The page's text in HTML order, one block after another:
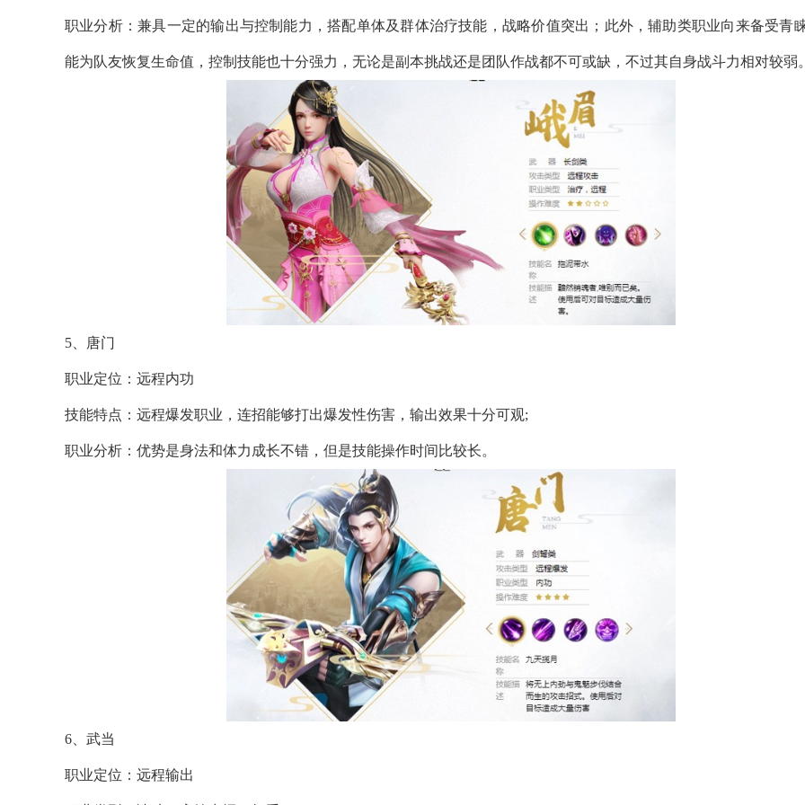
职业分析：兼具一定的输出与控制能力，搭配单体及群体治疗技能，战略价值突出；此外，辅助类职业向来备受青
能为队友恢复生命值，控制技能也十分强力，无论是副本挑战还是团队作战都不可或缺，不过其自身战斗力相对较弱。
5、唐门
职业定位：远程内功
技能特点：远程爆发职业，连招能够打出爆发性伤害，输出效果十分可观;
职业分析：优势是身法和体力成长不错，但是技能操作时间比较长。
6、武当
职业定位：远程输出